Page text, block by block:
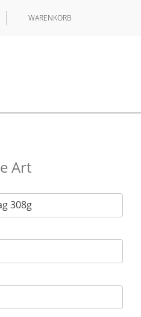
WARENKORB
Art